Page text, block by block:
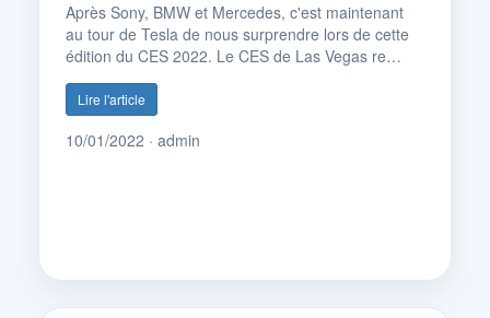
Après Sony, BMW et Mercedes, c'est maintenant
au tour de Tesla de nous surprendre lors de cette
édition du CES 2022. Le CES de Las Vegas re…
Lire l'article
10/01/2022 · admin